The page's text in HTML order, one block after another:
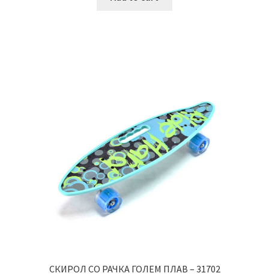
СКИРОЛ СО РАЧКА ГОЛЕМ ПЛАВ – 31702